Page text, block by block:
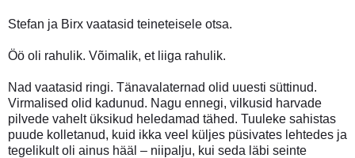
Stefan ja Birx vaatasid teineteisele otsa.
Öö oli rahulik. Võimalik, et liiga rahulik.
Nad vaatasid ringi. Tänavalaternad olid uuesti süttinud.
Virmalised olid kadunud. Nagu ennegi, vilkusid harvade
pilvede vahelt üksikud heledamad tähed. Tuuleke sahistas
puude kolletanud, kuid ikka veel küljes püsivates lehtedes ja
tegelikult oli ainus hääl – niipalju, kui seda läbi seinte